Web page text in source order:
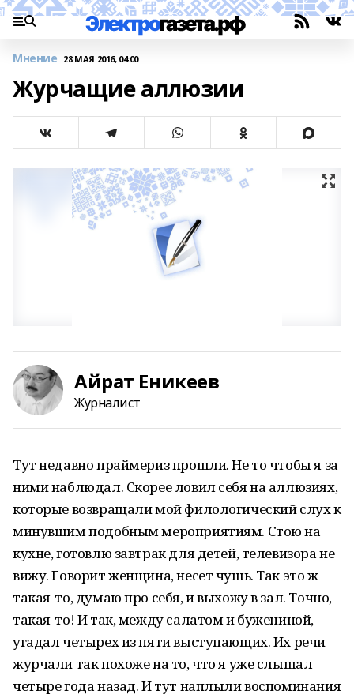
Мнение 28 МАЯ 2016, 04:00
Журчащие аллюзии
Айрат Еникеев
Журналист
Тут недавно праймериз прошли. Не то чтобы я за
ними наблюдал. Скорее ловил себя на аллюзиях,
которые возвращали мой филологический слух к
минувшим подобным мероприятиям. Стою на
кухне, готовлю завтрак для детей, телевизора не
вижу. Говорит женщина, несет чушь. Так это ж
такая-то, думаю про себя, и выхожу в зал. Точно,
такая-то! И так, между салатом и бужениной,
угадал четырех из пяти выступающих. Их речи
журчали так похоже на то, что я уже слышал
четыре года назад. И тут наплыли воспоминания